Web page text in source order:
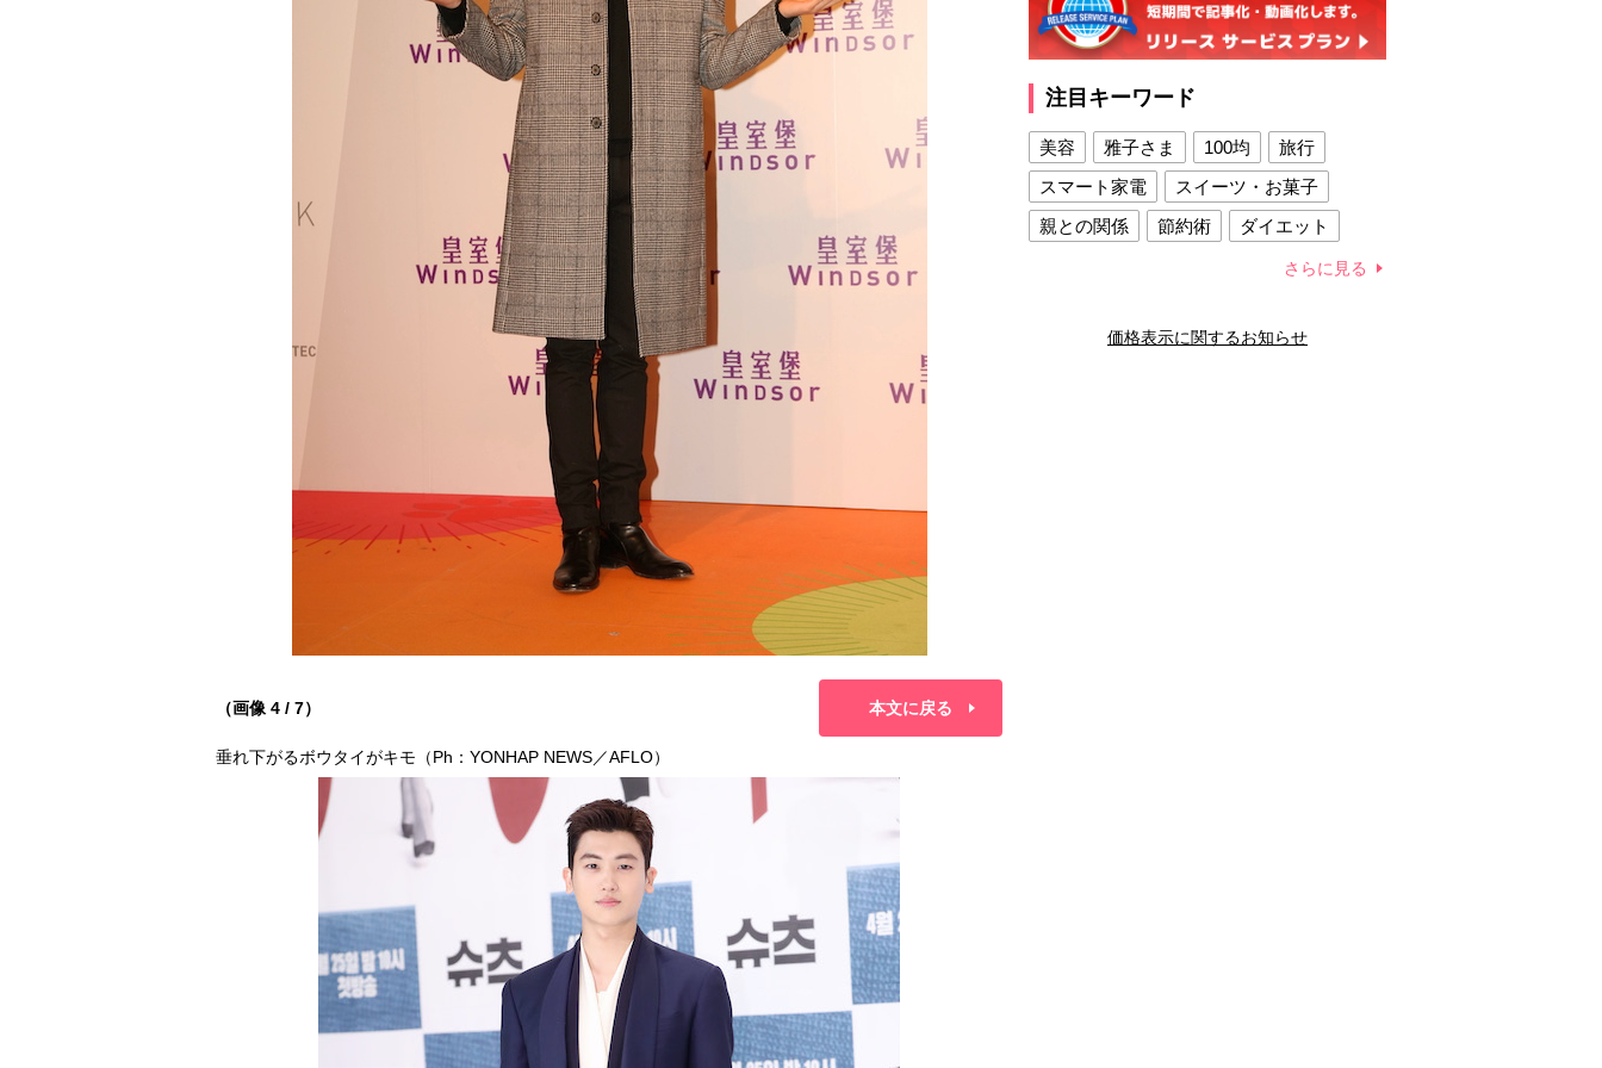
（画像 4 / 7） 本文に戻る
垂れ下がるボウタイがキモ（Ph：YONHAP NEWS／AFLO）
注目キーワード
美容 雅子さま 100均
旅行
スマート家電
スイーツ・お菓子
親との関係
節約術
ダイエット
夫との関係
新津春子 どか食い
さらに見る
価格表示に関するお知らせ